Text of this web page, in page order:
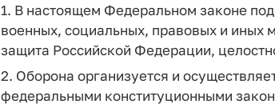
1. В настоящем Федеральном законе
военных, социальных, правовых и иных
защита Российской Федерации,
2. Оборона организуется и
федеральными конституционными